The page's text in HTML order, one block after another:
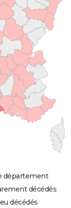
département
décédés
décédés